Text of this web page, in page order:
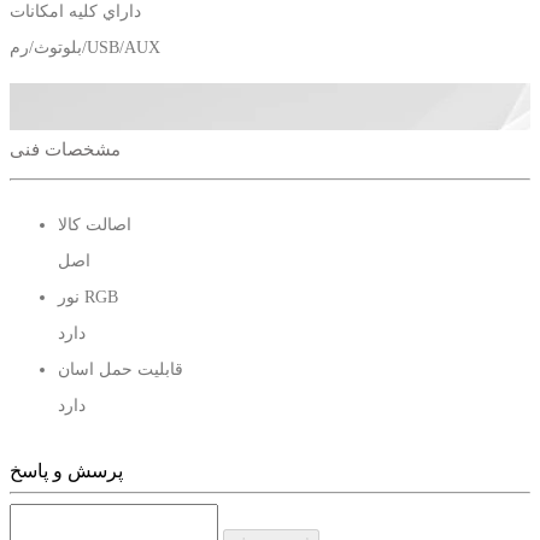
داراي كليه امكانات
بلوتوث/رم/USB/AUX
مشخصات فنی
اصالت کالا
اصل
نور RGB
دارد
قابلیت حمل اسان
دارد
پرسش و پاسخ